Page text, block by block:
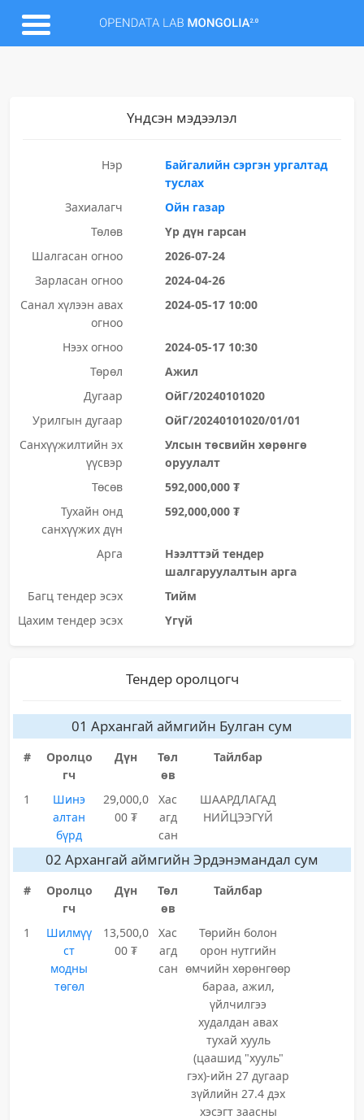
Үндсэн мэдээлэл
Нэр
Байгалийн сэргэн ургалтад
туслах
Захиалагч
Ойн газар
Төлөв
Үр дүн гарсан
Шалгасан огноо
2026-07-24
Зарласан огноо
2024-04-26
Санал хүлээн авах
огноо
2024-05-17 10:00
Нээх огноо
2024-05-17 10:30
Төрөл
Ажил
Дугаар
ОйГ/20240101020
Урилгын дугаар
ОйГ/20240101020/01/01
Санхүүжилтийн эх
үүсвэр
Улсын төсвийн хөрөнгө
оруулалт
Төсөв
592,000,000 ₮
Тухайн онд
санхүүжих дүн
592,000,000 ₮
Арга
Нээлттэй тендер
шалгаруулалтын арга
Багц тендер эсэх
Тийм
Цахим тендер эсэх
Үгүй
Тендер оролцогч
01 Архангай аймгийн Булган сум
#
Оролцо
гч
Дүн
Төл
өв
Тайлбар
1
Шинэ
алтан
бүрд
29,000,0
00 ₮
Хас
агд
сан
ШААРДЛАГАД
НИЙЦЭЭГҮЙ
02 Архангай аймгийн Эрдэнэмандал сум
#
Оролцо
гч
Дүн
Төл
өв
Тайлбар
1
Шилмүү
ст
модны
төгөл
13,500,0
00 ₮
Хас
агд
сан
Төрийн болон
орон нутгийн
өмчийн хөрөнгөөр
бараа, ажил,
үйлчилгээ
худалдан авах
тухай хууль
(цаашид "хууль"
гэх)-ийн 27 дугаар
зүйлийн 27.4 дэх
хэсэгт заасны